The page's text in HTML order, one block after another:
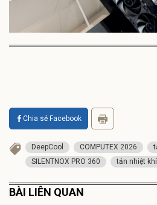
Chia sẻ Facebook
DeepCool COMPUTEX 2026
SILENTNOX PRO 360
tản nhiệt khí
BÀI LIÊN QUAN